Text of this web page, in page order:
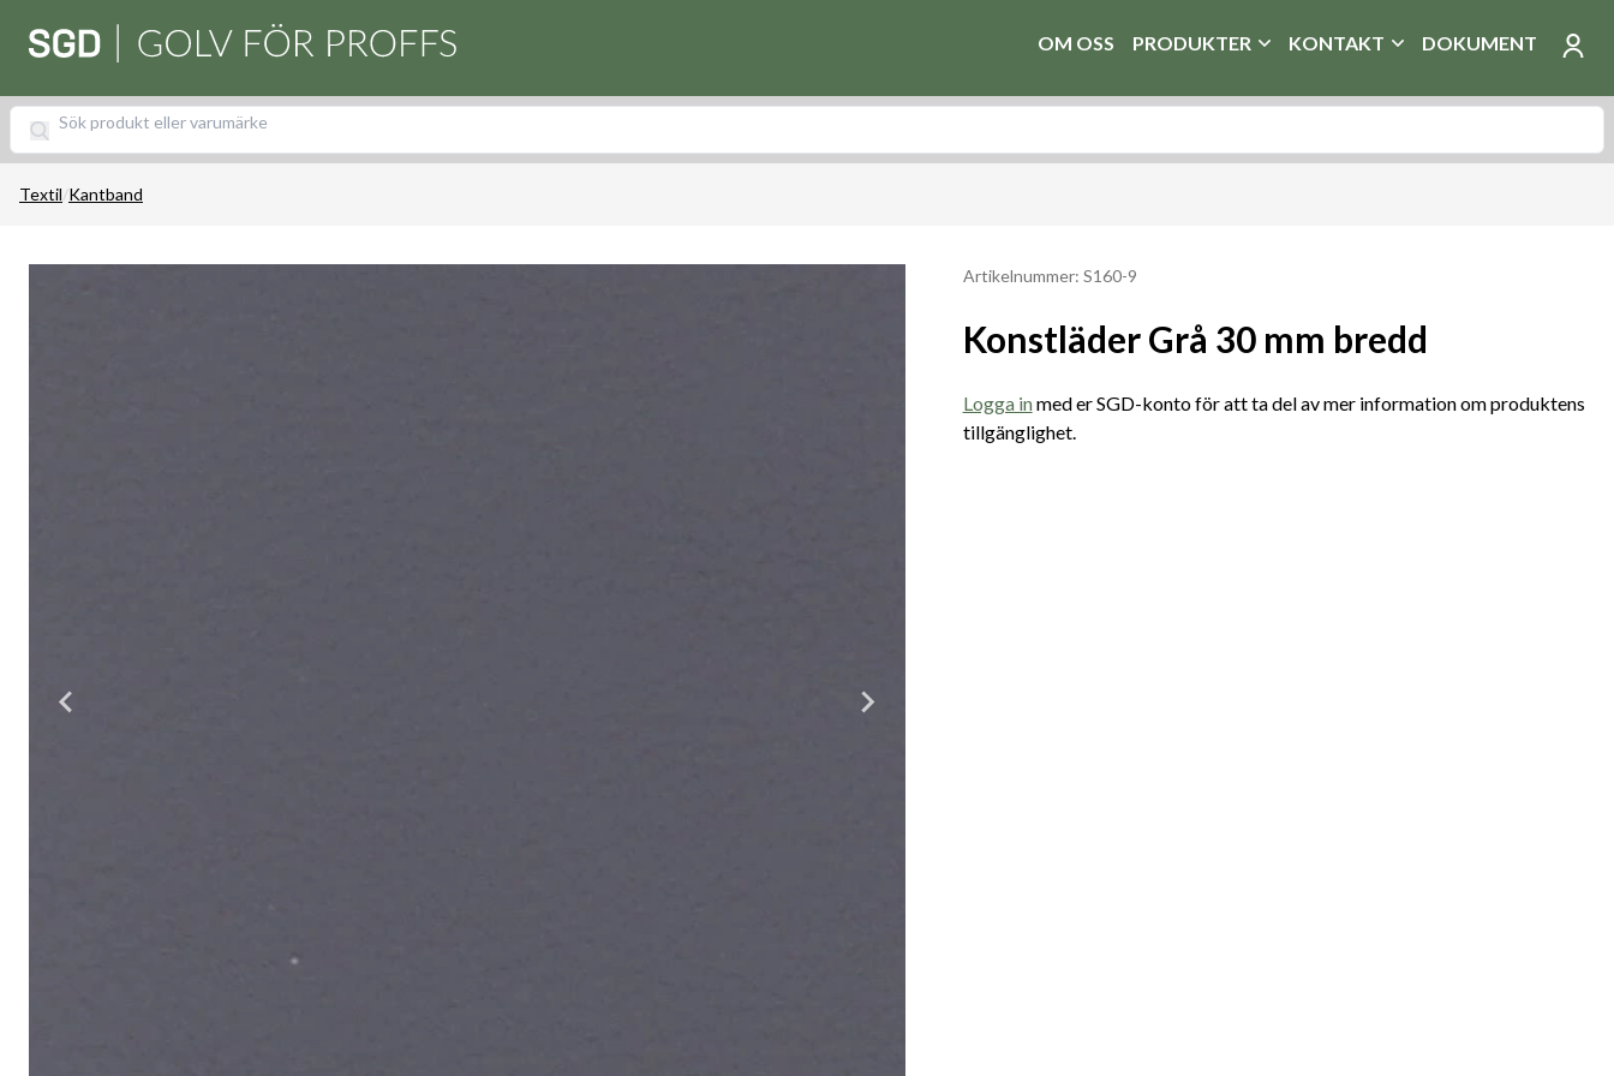
OM OSS PRODUKTER KONTAKT DOKUMENT
Textil/Kantband
Artikelnummer: S160-9
Konstläder Grå 30 mm bredd
Logga inmed er SGD-konto för att ta del av mer information om produktens
tillgänglighet.